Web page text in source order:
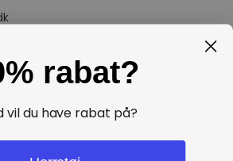
- 16
rabat?
vil du have rabat på?